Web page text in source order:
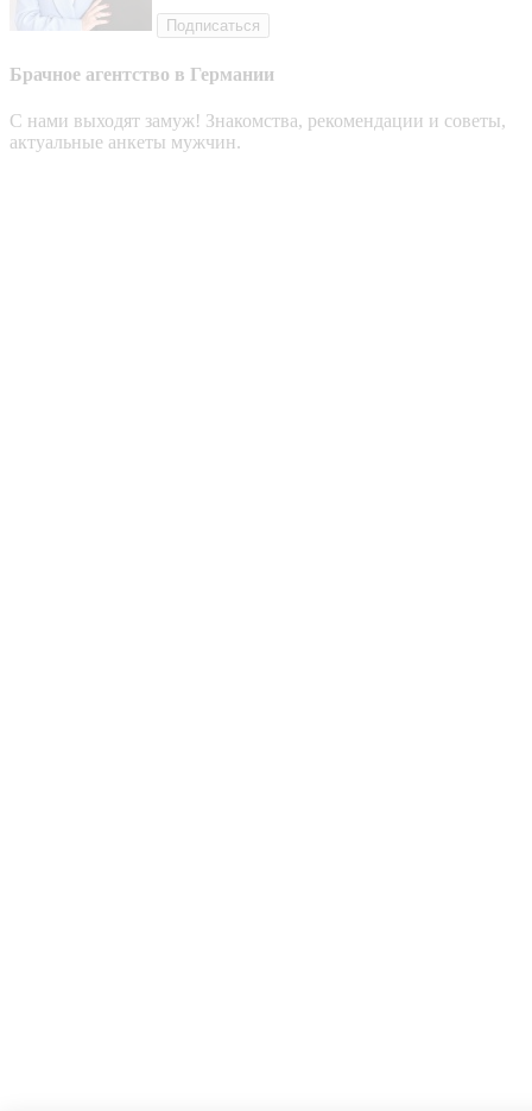
Подписаться
Брачное агентство в Германии
С нами выходят замуж! Знакомства, рекомендации и советы,
актуальные анкеты мужчин.